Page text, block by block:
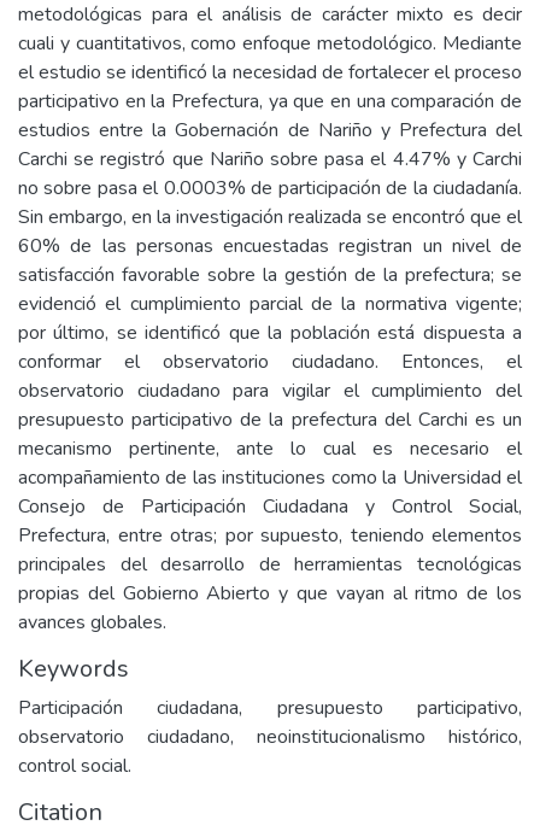
metodológicas para el análisis de carácter mixto es decir
cuali y cuantitativos, como enfoque metodológico. Mediante
el estudio se identificó la necesidad de fortalecer el proceso
participativo en la Prefectura, ya que en una comparación de
estudios entre la Gobernación de Nariño y Prefectura del
Carchi se registró que Nariño sobre pasa el 4.47% y Carchi
no sobre pasa el 0.0003% de participación de la ciudadanía.
Sin embargo, en la investigación realizada se encontró que el
60% de las personas encuestadas registran un nivel de
satisfacción favorable sobre la gestión de la prefectura; se
evidenció el cumplimiento parcial de la normativa vigente;
por último, se identificó que la población está dispuesta a
conformar el observatorio ciudadano. Entonces, el
observatorio ciudadano para vigilar el cumplimiento del
presupuesto participativo de la prefectura del Carchi es un
mecanismo pertinente, ante lo cual es necesario el
acompañamiento de las instituciones como la Universidad el
Consejo de Participación Ciudadana y Control Social,
Prefectura, entre otras; por supuesto, teniendo elementos
principales del desarrollo de herramientas tecnológicas
propias del Gobierno Abierto y que vayan al ritmo de los
avances globales.
Keywords
Participación ciudadana, presupuesto participativo,
observatorio ciudadano, neoinstitucionalismo histórico,
control social.
Citation